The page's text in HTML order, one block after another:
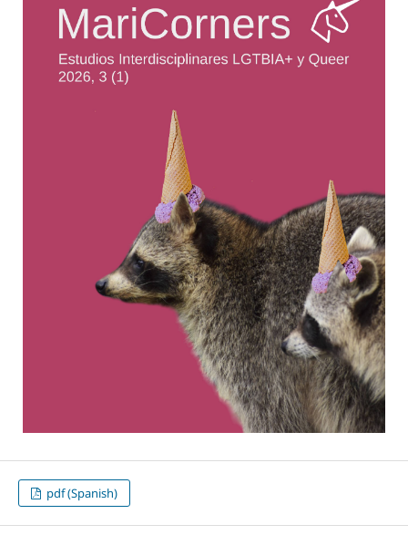
pdf (Spanish)